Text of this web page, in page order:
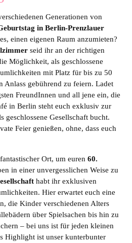
Generationen von
in Berlin-Prenzlauer
einen eigenen Raum anzumieten?
seid ihr an der richtigen
Möglichkeit, als geschlossene
mit Platz für bis zu 50
Anlass gebührend zu feiern. Ladet
FreundInnen und all jene ein, die
in Berlin steht euch exklusiv zur
geschlossene Gesellschaft bucht.
Feier genießen, ohne, dass euch
Ort, um euren60.
in einer unvergesslichen Weise zu
habt ihr exklusiven
Hier erwartet euch eine
die Kinder verschiedenen Alters
über Spielsachen bis hin zu
– bei uns ist für jeden kleinen
Highlight ist unser kunterbunter